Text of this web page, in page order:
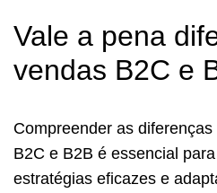
Vale a pena
vendas B2C e
Compreender as
B2C e B2B é essencial
estratégias eficazes e